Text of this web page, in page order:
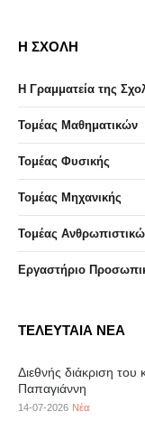
Η ΣΧΟΛΗ
Η Γραμματεία της
Τομέας Μαθηματικών
Τομέας Φυσικής
Τομέας Μηχανικής
Τομέας
Eργαστήριo
ΤΕΛΕΥΤΑΙΑ ΝΕΑ
Διεθνής διάκριση
Παπαγιάννη
14-07-2026 Νέα